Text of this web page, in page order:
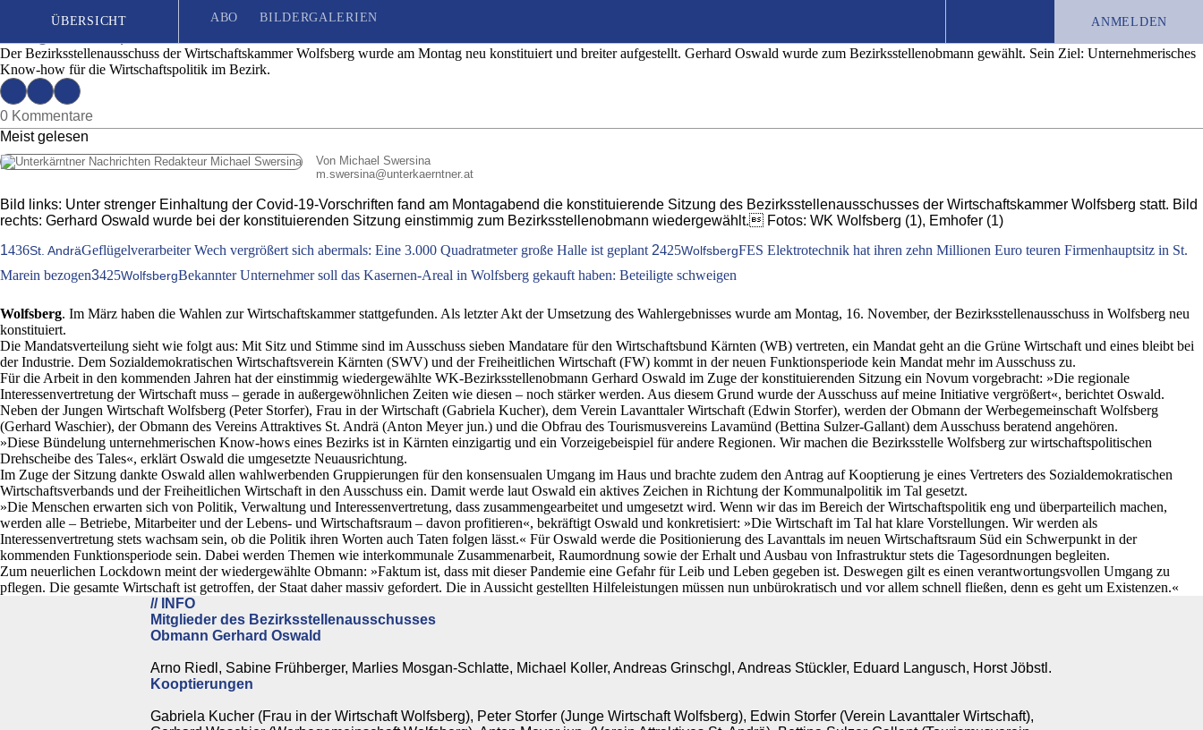
ÜBERSICHT ABO BILDERGALERIEN ANMELDEN
Seit 1887| Das unabhängige Wochenblatt für Unterkärnten
Gerhard Oswald startet in seine zweite Periode als Wirtschaftskammer-Bezirksstellenobmann
Ausgabe 47 | Mittwoch, 18. November 2020
Der Bezirksstellenausschuss der Wirtschaftskammer Wolfsberg wurde am Montag neu konstituiert und breiter aufgestellt. Gerhard Oswald wurde zum Bezirksstellenobmann gewählt. Sein Ziel: Unternehmerisches
Know-how für die Wirtschaftspolitik im Bezirk.
0 Kommentare
Meist gelesen
Von Michael Swersina
m.swersina@unterkaerntner.at
Bild links: Unter strenger Einhaltung der Covid-19-Vorschriften fand am Montagabend die konstituierende Sitzung des Bezirksstellenausschusses der Wirtschaftskammer Wolfsberg statt. Bild
rechts: Gerhard Oswald wurde bei der konstituierenden Sitzung einstimmig zum Bezirksstellenobmann wiedergewählt. Fotos: WK Wolfsberg (1), Emhofer (1)
1436St. AndräGeflügelverarbeiter Wech vergrößert sich abermals: Eine 3.000 Quadratmeter große Halle ist geplant 2425WolfsbergFES Elektrotechnik hat ihren zehn Millionen Euro teuren Firmenhauptsitz in St.
Marein bezogen3425WolfsbergBekannter Unternehmer soll das Kasernen-Areal in Wolfsberg gekauft haben: Beteiligte schweigen
Wolfsberg. Im März haben die Wahlen zur Wirtschaftskammer stattgefunden. Als letzter Akt der Umsetzung des Wahlergebnisses wurde am Montag, 16. November, der Bezirksstellenausschuss in Wolfsberg neu
konstituiert.
Die Mandatsverteilung sieht wie folgt aus: Mit Sitz und Stimme sind im Ausschuss sieben Mandatare für den Wirtschaftsbund Kärnten (WB) vertreten, ein Mandat geht an die Grüne Wirtschaft und eines bleibt bei
der Industrie. Dem Sozialdemokratischen Wirtschaftsverein Kärnten (SWV) und der Freiheitlichen Wirtschaft (FW) kommt in der neuen Funktionsperiode kein Mandat mehr im Ausschuss zu.
Für die Arbeit in den kommenden Jahren hat der einstimmig wiedergewählte WK-Bezirksstellenobmann Gerhard Oswald im Zuge der konstituierenden Sitzung ein Novum vorgebracht: »Die regionale
Interessenvertretung der Wirtschaft muss – gerade in außergewöhnlichen Zeiten wie diesen – noch stärker werden. Aus diesem Grund wurde der Ausschuss auf meine Initiative vergrößert«, berichtet Oswald.
Neben der Jungen Wirtschaft Wolfsberg (Peter Storfer), Frau in der Wirtschaft (Gabriela Kucher), dem Verein Lavanttaler Wirtschaft (Edwin Storfer), werden der Obmann der Werbegemeinschaft Wolfsberg
(Gerhard Waschier), der Obmann des Vereins Attraktives St. Andrä (Anton Meyer jun.) und die Obfrau des Tourismusvereins Lavamünd (Bettina Sulzer-Gallant) dem Ausschuss beratend angehören.
»Diese Bündelung unternehmerischen Know-hows eines Bezirks ist in Kärnten einzigartig und ein Vorzeigebeispiel für andere Regionen. Wir machen die Bezirksstelle Wolfsberg zur wirtschaftspolitischen
Drehscheibe des Tales«, erklärt Oswald die umgesetzte Neuausrichtung.
Im Zuge der Sitzung dankte Oswald allen wahlwerbenden Gruppierungen für den konsensualen Umgang im Haus und brachte zudem den Antrag auf Kooptierung je eines Vertreters des Sozialdemokratischen
Wirtschaftsverbands und der Freiheitlichen Wirtschaft in den Ausschuss ein. Damit werde laut Oswald ein aktives Zeichen in Richtung der Kommunalpolitik im Tal gesetzt.
»Die Menschen erwarten sich von Politik, Verwaltung und Interessenvertretung, dass zusammengearbeitet und umgesetzt wird. Wenn wir das im Bereich der Wirtschaftspolitik eng und überparteilich machen,
werden alle – Betriebe, Mitarbeiter und der Lebens- und Wirtschaftsraum – davon profitieren«, bekräftigt Oswald und konkretisiert: »Die Wirtschaft im Tal hat klare Vorstellungen. Wir werden als
Interessenvertretung stets wachsam sein, ob die Politik ihren Worten auch Taten folgen lässt.« Für Oswald werde die Positionierung des Lavanttals im neuen Wirtschaftsraum Süd ein Schwerpunkt in der
kommenden Funktionsperiode sein. Dabei werden Themen wie interkommunale Zusammenarbeit, Raumordnung sowie der Erhalt und Ausbau von Infrastruktur stets die Tagesordnungen begleiten.
Zum neuerlichen Lockdown meint der wiedergewählte Obmann: »Faktum ist, dass mit dieser Pandemie eine Gefahr für Leib und Leben gegeben ist. Deswegen gilt es einen verantwortungsvollen Umgang zu
pflegen. Die gesamte Wirtschaft ist getroffen, der Staat daher massiv gefordert. Die in Aussicht gestellten Hilfeleistungen müssen nun unbürokratisch und vor allem schnell fließen, denn es geht um Existenzen.«
// INFO
Mitglieder des Bezirksstellenausschusses
Obmann Gerhard Oswald
Arno Riedl, Sabine Frühberger, Marlies Mosgan-Schlatte, Michael Koller, Andreas Grinschgl, Andreas Stückler, Eduard Langusch, Horst Jöbstl.
Kooptierungen
Gabriela Kucher (Frau in der Wirtschaft Wolfsberg), Peter Storfer (Junge Wirtschaft Wolfsberg), Edwin Storfer (Verein Lavanttaler Wirtschaft),